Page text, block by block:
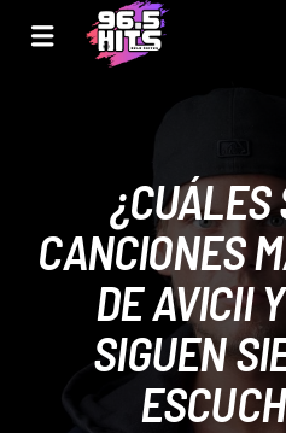
¿CUÁLES
CANCIONES
DE AVICII
SIGUEN